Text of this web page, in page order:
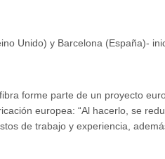
Unido) y Barcelona (España)-
forme parte de un proyecto
europea: “Al hacerlo, se
de trabajo y experiencia,